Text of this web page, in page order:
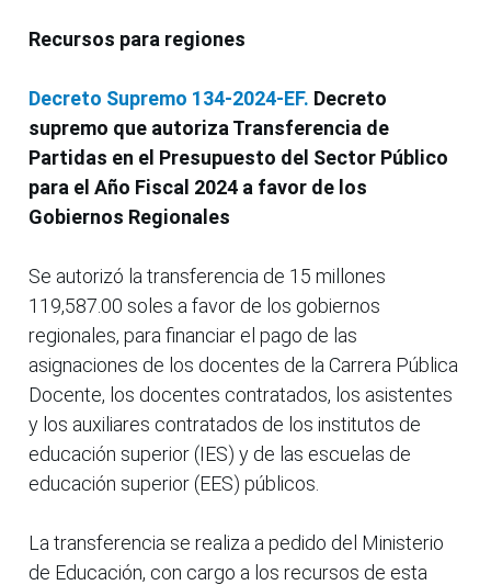
Recursos para regiones
Decreto Supremo 134-2024-EF. Decreto
supremo que autoriza Transferencia de
Partidas en el Presupuesto del Sector Público
para el Año Fiscal 2024 a favor de los
Gobiernos Regionales
Se autorizó la transferencia de 15 millones
119,587.00 soles a favor de los gobiernos
regionales, para financiar el pago de las
asignaciones de los docentes de la Carrera Pública
Docente, los docentes contratados, los asistentes
y los auxiliares contratados de los institutos de
educación superior (IES) y de las escuelas de
educación superior (EES) públicos.
La transferencia se realiza a pedido del Ministerio
de Educación, con cargo a los recursos de esta